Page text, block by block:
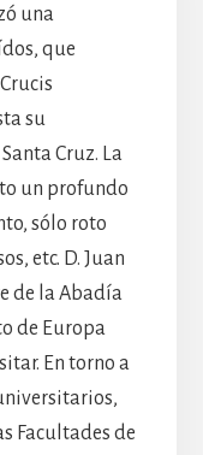
una
que
su
Cruz. La
un profundo
sólo roto
etc. D. Juan
de la Abadía
de Europa
En torno a
Facultades de